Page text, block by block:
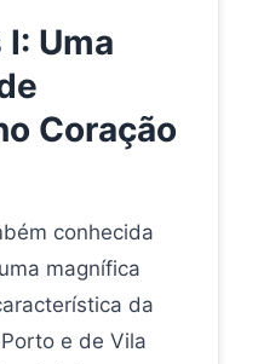
Uma
Coração
conhecida
magnífica
da
e de Vila